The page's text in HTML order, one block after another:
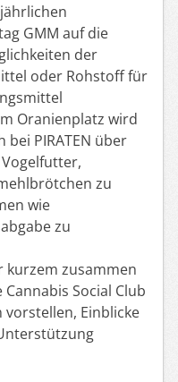
GMM auf die
der
oder Rohstoff für
Oranienplatz wird
bei PIRATEN über
zu
wie
zu
kurzem zusammen
Social Club
vorstellen, Einblicke